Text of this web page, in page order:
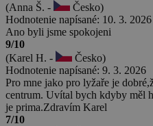
(Anna Š. -
Česko)
Hodnotenie napísané: 10. 3. 2026
Ano byli jsme spokojeni
9/10
(Karel H. -
Česko)
Hodnotenie napísané: 9. 3. 2026
Pro mne jako pro lyžaře je
centrum. Uvítal bych kdyby měl
je prima.Zdravím Karel
7/10